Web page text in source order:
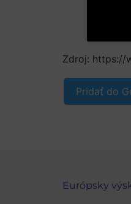
Zdroj: https://
Pridať do
Európsky